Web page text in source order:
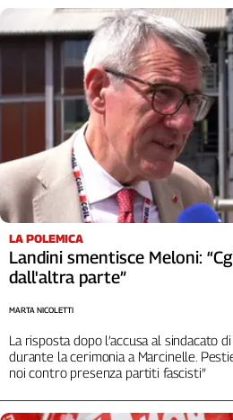
il
ragione
Cgil
Collettiva
Academy
Collettiva
Play
Rubriche
La
settimana
Collettiva
LA POLEMICA
Landini smentisce Meloni:
dall'altra parte”
La risposta dopo l’accusa al sindacato
durante la cerimonia a Marcinelle.
noi contro presenza partiti fascisti”
MARTA NICOLETTI